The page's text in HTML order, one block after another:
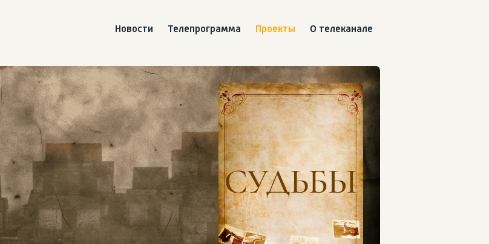
Новости Телепрограмма Проекты О телеканале